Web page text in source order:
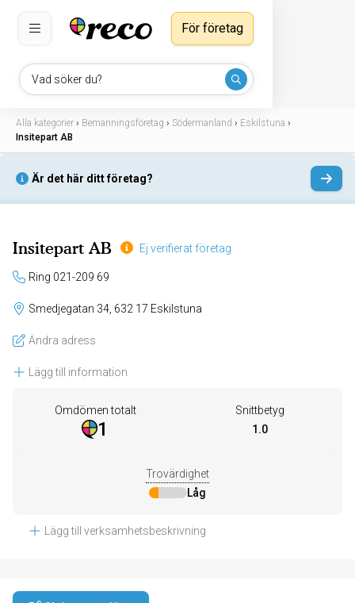
Vad söker du?
För företag
Alla kategorier › Bemanningsföretag › Södermanland › Eskilstuna ›
Insitepart AB
Är det här ditt företag?
Insitepart AB Ej verifierat företag
Ring 021-209 69
Smedjegatan 34, 632 17 Eskilstuna
Ändra adress
Lägg till information
Omdömen totalt
1
Snittbetyg
1.0
Trovärdighet
Låg
Lägg till verksamhetsbeskrivning